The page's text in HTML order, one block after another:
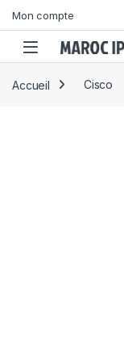
Mon compte
Accueil Cisco